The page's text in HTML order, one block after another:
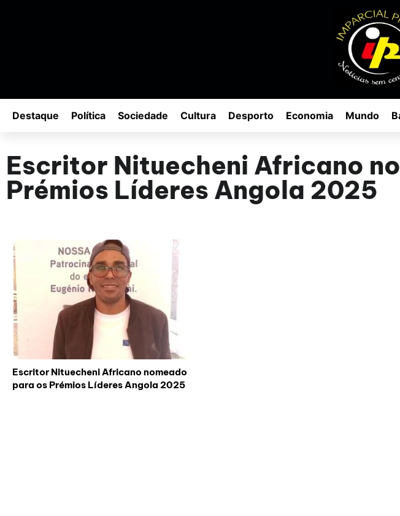
Destaque Política Sociedade Cultura Desporto Economia Mundo
Escritor Nituecheni Africano
Prémios Líderes Angola 2025
Escritor Nituecheni Africano nomeado
para os Prémios Líderes Angola 2025